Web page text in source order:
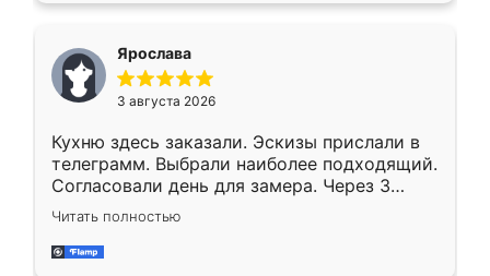
Ярослава
3 августа 2026
Кухню здесь заказали. Эскизы прислали в
телеграмм. Выбрали наиболее подходящий.
Согласовали день для замера. Через 3
недели кухня была уже готова. Остались
довольны работой. Спасибо Ренессанс
мебель за качественную работу!
Читать полностью